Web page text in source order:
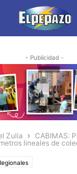
- Publicidad -
Zulia
CABIMAS:
lineales de